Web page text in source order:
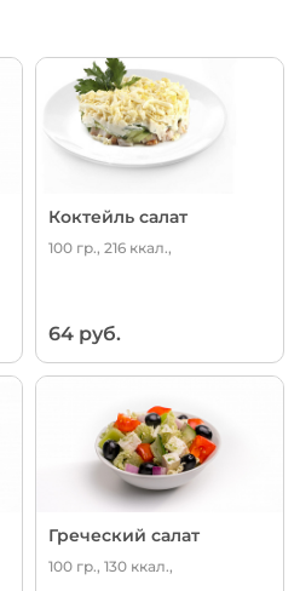
Коктейль салат
100 гр., 216 ккал.,
64 руб.
Греческий салат
100 гр., 130 ккал.,